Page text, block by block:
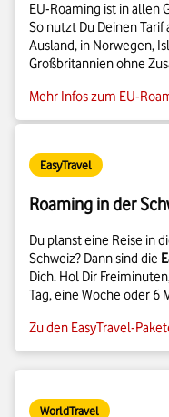
EU-Roaming ist in allen
So nutzt Du Deinen
Ausland, in Norwegen,
Großbritannien ohne
Mehr Infos zum EU-
EasyTravel
Roaming in der
Du planst eine Reise in
Schweiz? Dann sind die
Dich. Hol Dir
Tag, eine Woche oder 6
Zu den EasyTravel-
WorldTravel